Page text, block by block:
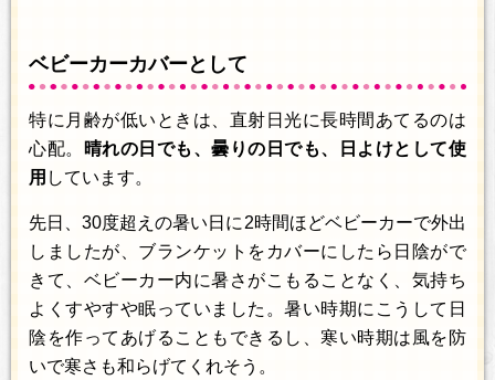
ベビーカーカバーとして
特に月齢が低いときは、直射日光に長時間あてるのは
心配。
晴れの日でも、曇りの日でも、日よけとして使
用 しています。
先日、30度超えの暑い日に2時間ほどベビーカーで外出
しましたが、ブランケットをカバーにしたら日陰がで
きて、ベビーカー内に暑さがこもることなく、気持ち
よくすやすや眠っていました。暑い時期にこうして日
陰を作ってあげることもできるし、寒い時期は風を防
いで寒さも和らげてくれそう。